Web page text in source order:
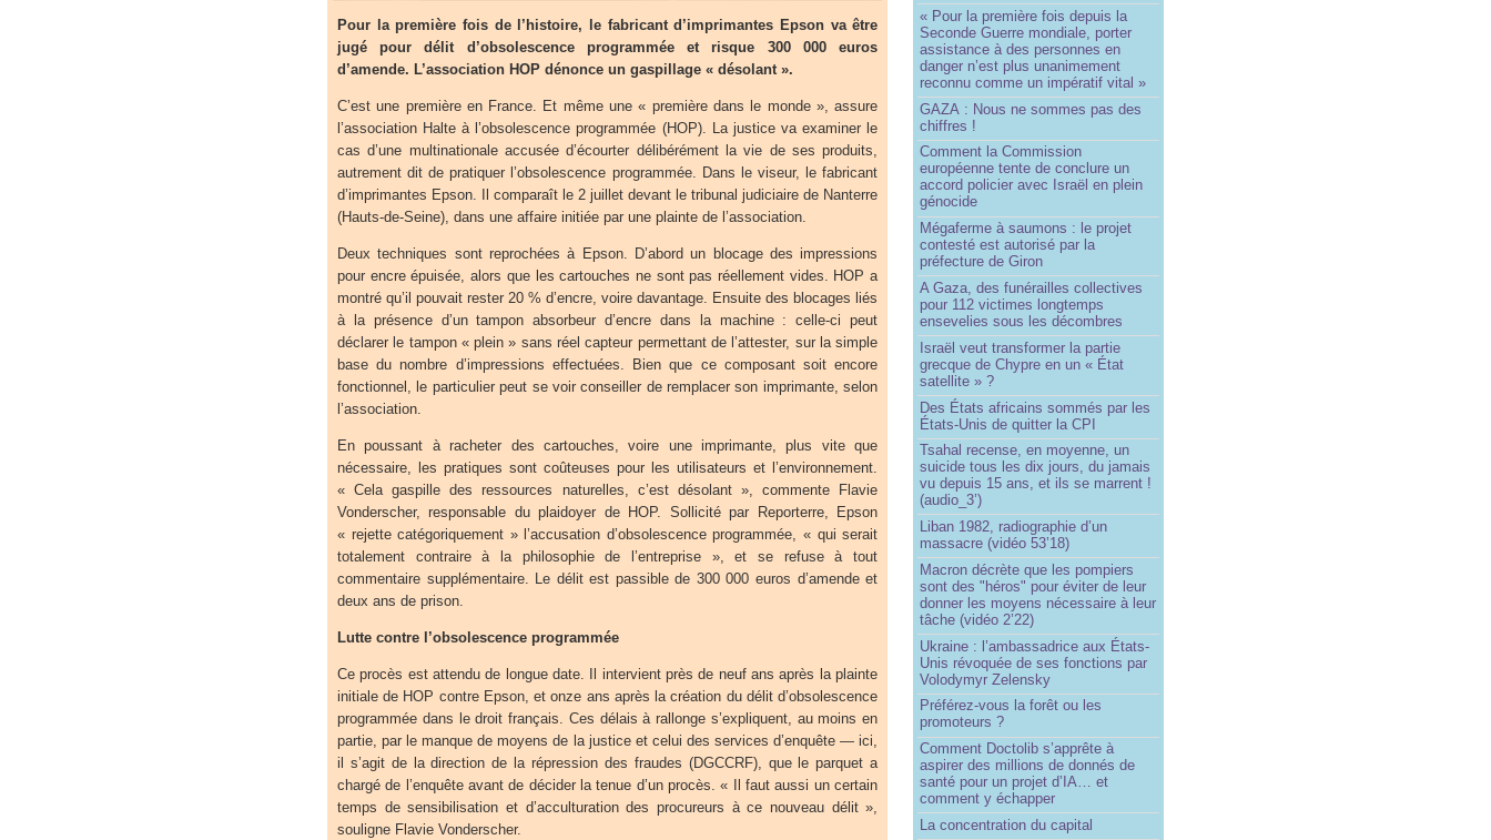
Pour la première fois de l’histoire, le fabricant d’imprimantes Epson va être
jugé pour délit d’obsolescence programmée et risque 300 000 euros
d’amende. L’association HOP dénonce un gaspillage « désolant ».
C’est une première en France. Et même une « première dans le monde », assure
l’association Halte à l’obsolescence programmée (HOP). La justice va examiner le
cas d’une multinationale accusée d’écourter délibérément la vie de ses produits,
autrement dit de pratiquer l’obsolescence programmée. Dans le viseur, le fabricant
d’imprimantes Epson. Il comparaît le 2 juillet devant le tribunal judiciaire de Nanterre
(Hauts-de-Seine), dans une affaire initiée par une plainte de l’association.
Deux techniques sont reprochées à Epson. D’abord un blocage des impressions
pour encre épuisée, alors que les cartouches ne sont pas réellement vides. HOP a
montré qu’il pouvait rester 20 % d’encre, voire davantage. Ensuite des blocages liés
à la présence d’un tampon absorbeur d’encre dans la machine : celle-ci peut
déclarer le tampon « plein » sans réel capteur permettant de l’attester, sur la simple
base du nombre d’impressions effectuées. Bien que ce composant soit encore
fonctionnel, le particulier peut se voir conseiller de remplacer son imprimante, selon
l’association.
En poussant à racheter des cartouches, voire une imprimante, plus vite que
nécessaire, les pratiques sont coûteuses pour les utilisateurs et l’environnement.
« Cela gaspille des ressources naturelles, c’est désolant », commente Flavie
Vonderscher, responsable du plaidoyer de HOP. Sollicité par Reporterre, Epson
« rejette catégoriquement » l’accusation d’obsolescence programmée, « qui serait
totalement contraire à la philosophie de l’entreprise », et se refuse à tout
commentaire supplémentaire. Le délit est passible de 300 000 euros d’amende et
deux ans de prison.
Lutte contre l’obsolescence programmée
Ce procès est attendu de longue date. Il intervient près de neuf ans après la plainte
initiale de HOP contre Epson, et onze ans après la création du délit d’obsolescence
programmée dans le droit français. Ces délais à rallonge s’expliquent, au moins en
partie, par le manque de moyens de la justice et celui des services d’enquête — ici,
il s’agit de la direction de la répression des fraudes (DGCCRF), que le parquet a
chargé de l’enquête avant de décider la tenue d’un procès. « Il faut aussi un certain
temps de sensibilisation et d’acculturation des procureurs à ce nouveau délit »,
souligne Flavie Vonderscher.
« Pour la première fois depuis la
Seconde Guerre mondiale, porter
assistance à des personnes en
danger n’est plus unanimement
reconnu comme un impératif vital »
GAZA : Nous ne sommes pas des
chiffres !
Comment la Commission
européenne tente de conclure un
accord policier avec Israël en plein
génocide
Mégaferme à saumons : le projet
contesté est autorisé par la
préfecture de Giron
A Gaza, des funérailles collectives
pour 112 victimes longtemps
ensevelies sous les décombres
Israël veut transformer la partie
grecque de Chypre en un « État
satellite » ?
Des États africains sommés par les
États-Unis de quitter la CPI
Tsahal recense, en moyenne, un
suicide tous les dix jours, du jamais
vu depuis 15 ans, et ils se marrent !
(audio_3’)
Liban 1982, radiographie d’un
massacre (vidéo 53’18)
Macron décrète que les pompiers
sont des "héros" pour éviter de leur
donner les moyens nécessaire à leur
tâche (vidéo 2’22)
Ukraine : l’ambassadrice aux États-
Unis révoquée de ses fonctions par
Volodymyr Zelensky
Préférez-vous la forêt ou les
promoteurs ?
Comment Doctolib s’apprête à
aspirer des millions de donnés de
santé pour un projet d’IA… et
comment y échapper
La concentration du capital